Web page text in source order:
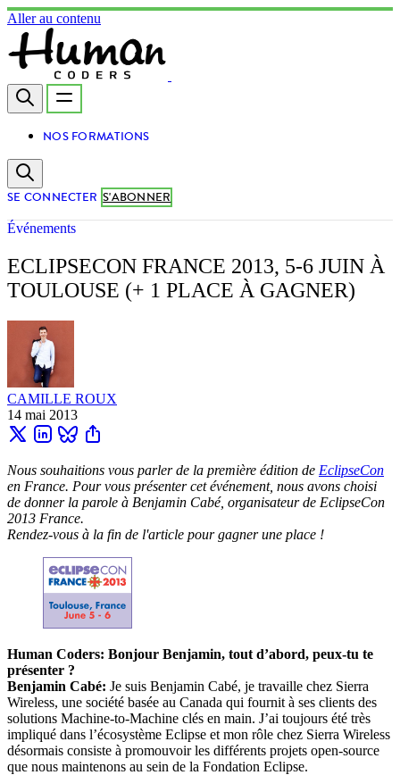
Aller au contenu
NOS FORMATIONS
SE CONNECTER S'ABONNER
Événements
ECLIPSECON FRANCE 2013, 5-6 JUIN À
TOULOUSE (+ 1 PLACE À GAGNER)
CAMILLE ROUX
14 mai 2013
Nous souhaitions vous parler de la première édition de EclipseCon
en France. Pour vous présenter cet événement, nous avons choisi
de donner la parole à Benjamin Cabé, organisateur de EclipseCon
2013 France.
Rendez-vous à la fin de l'article pour gagner une place !
Human Coders: Bonjour Benjamin, tout d’abord, peux-tu te
présenter ?
Benjamin Cabé: Je suis Benjamin Cabé, je travaille chez Sierra
Wireless, une société basée au Canada qui fournit à ses clients des
solutions Machine-to-Machine clés en main. J’ai toujours été très
impliqué dans l’écosystème Eclipse et mon rôle chez Sierra Wireless
désormais consiste à promouvoir les différents projets open-source
que nous maintenons au sein de la Fondation Eclipse.